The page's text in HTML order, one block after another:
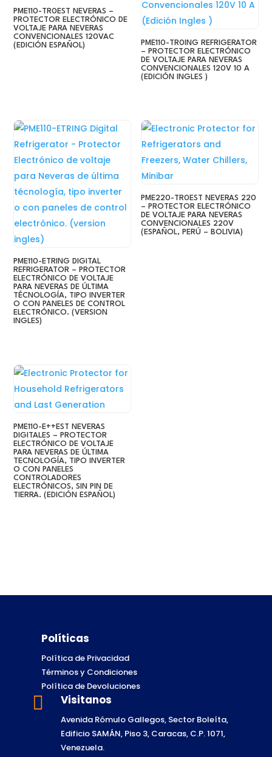
PME110-TR0EST NEVERAS –
PROTECTOR ELECTRÓNICO DE
VOLTAJE PARA NEVERAS
CONVENCIONALES 120VAC
(EDICIÓN ESPAÑOL)
PME110-TR0ING REFRIGERATOR
– PROTECTOR ELECTRÓNICO
DE VOLTAJE PARA NEVERAS
CONVENCIONALES 120V 10 A
(EDICIÓN INGLES )
PME110-ETRING DIGITAL
REFRIGERATOR – PROTECTOR
ELECTRÓNICO DE VOLTAJE
PARA NEVERAS DE ÚLTIMA
TÉCNOLOGÍA, TIPO INVERTER
O CON PANELES DE CONTROL
ELECTRÓNICO. (VERSION
INGLES)
PME220-TR0EST NEVERAS 220
– PROTECTOR ELECTRÓNICO
DE VOLTAJE PARA NEVERAS
CONVENCIONALES 220V
(ESPAÑOL, PERÚ – BOLIVIA)
PME110-E++EST NEVERAS
DIGITALES – PROTECTOR
ELECTRÓNICO DE VOLTAJE
PARA NEVERAS DE ÚLTIMA
TECNOLOGÍA, TIPO INVERTER
O CON PANELES
CONTROLADORES
ELECTRÓNICOS, SIN PIN DE
TIERRA. (EDICIÓN ESPAÑOL)
 Visitanos
Avenida Rómulo Gallegos, Sector Boleíta,
Edificio SAMÁN, Piso 3, Caracas, C.P. 1071,
Venezuela.
Políticas
Política de Privacidad
Términos y Condiciones
Política de Devoluciones